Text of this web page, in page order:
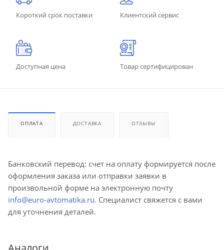
Короткий срок поставки Клиентский сервис
Доступная цена Товар сертифицирован
ОПЛАТА ДОСТАВКА ОТЗЫВЫ
Банковский перевод: счет на оплату формируется после
оформления заказа или отправки заявки в
произвольной форме на электронную почту
info@euro-avtomatika.ru. Специалист свяжется с вами
для уточнения деталей.